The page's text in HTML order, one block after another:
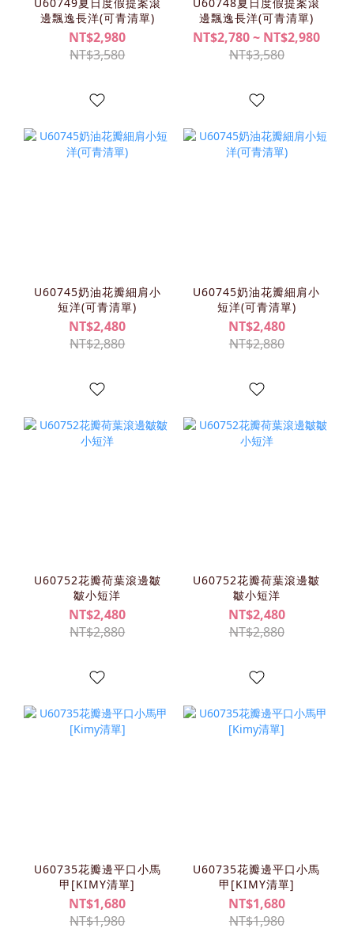
邊飄逸長洋(可青清單)
NT$2,980
NT$3,580
邊飄逸長洋(可青清單)
NT$2,780 ~ NT$2,980
NT$3,580
U60745奶油花瓣細肩小
短洋(可青清單)
NT$2,480
NT$2,880
U60745奶油花瓣細肩小
短洋(可青清單)
NT$2,480
NT$2,880
U60752花瓣荷葉滾邊皺
皺小短洋
NT$2,480
NT$2,880
U60752花瓣荷葉滾邊皺
皺小短洋
NT$2,480
NT$2,880
U60735花瓣邊平口小馬
甲[KIMY清單]
NT$1,680
NT$1,980
U60735花瓣邊平口小馬
甲[KIMY清單]
NT$1,680
NT$1,980